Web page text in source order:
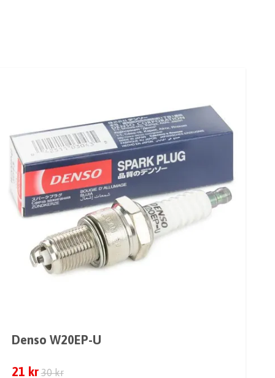
Denso W20EP-U
21 kr 30 kr